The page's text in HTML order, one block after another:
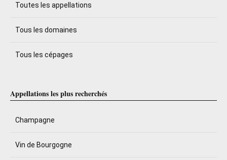
Toutes les appellations
Tous les domaines
Tous les cépages
Appellations les plus recherchés
Champagne
Vin de Bourgogne